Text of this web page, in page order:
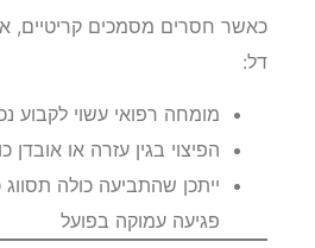
כאשר חסרים מסמכים קריטיים,
דל:
מומחה רפואי עשוי לקבוע
הפיצוי בגין עזרה או
ייתכן שהתביעה כולה
פגיעה עמוקה בפועל